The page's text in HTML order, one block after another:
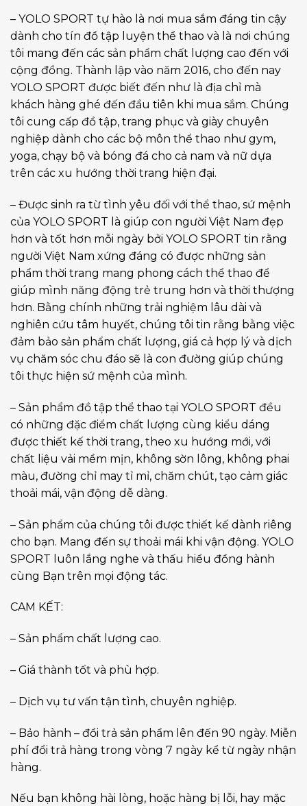
– YOLO SPORT tự hào là nơi mua sắm đáng tin cậy
dành cho tín đồ tập luyện thể thao và là nơi chúng
tôi mang đến các sản phẩm chất lượng cao đến với
cộng đồng. Thành lập vào năm 2016, cho đến nay
YOLO SPORT được biết đến như là địa chỉ mà
khách hàng ghé đến đầu tiên khi mua sắm. Chúng
tôi cung cấp đồ tập, trang phục và giày chuyên
nghiệp dành cho các bộ môn thể thao như gym,
yoga, chạy bộ và bóng đá cho cả nam và nữ dựa
trên các xu hướng thời trang hiện đại.
– Được sinh ra từ tình yêu đối với thể thao, sứ mệnh
của YOLO SPORT là giúp con người Việt Nam đẹp
hơn và tốt hơn mỗi ngày bởi YOLO SPORT tin rằng
người Việt Nam xứng đáng có được những sản
phẩm thời trang mang phong cách thể thao để
giúp mình năng động trẻ trung hơn và thời thượng
hơn. Bằng chính những trải nghiệm lâu dài và
nghiên cứu tâm huyết, chúng tôi tin rằng bằng việc
đảm bảo sản phẩm chất lượng, giá cả hợp lý và dịch
vụ chăm sóc chu đáo sẽ là con đường giúp chúng
tôi thực hiện sứ mệnh của mình.
– Sản phẩm đồ tập thể thao tại YOLO SPORT đều
có những đặc điểm chất lượng cùng kiểu dáng
được thiết kế thời trang, theo xu hướng mới, với
chất liệu vải mềm mịn, không sờn lông, không phai
màu, đường chỉ may tỉ mỉ, chăm chút, tạo cảm giác
thoải mái, vận động dễ dàng.
– Sản phẩm của chúng tôi được thiết kế dành riêng
cho bạn. Mang đến sự thoải mái khi vận động. YOLO
SPORT luôn lắng nghe và thấu hiểu đồng hành
cùng Bạn trên mọi động tác.
CAM KẾT:
– Sản phẩm chất lượng cao.
– Giá thành tốt và phù hợp.
– Dịch vụ tư vấn tận tình, chuyên nghiệp.
– Bảo hành – đổi trả sản phẩm lên đến 90 ngày. Miễn
phí đổi trả hàng trong vòng 7 ngày kể từ ngày nhận
hàng.
Nếu bạn không hài lòng, hoặc hàng bị lỗi, hay mặc